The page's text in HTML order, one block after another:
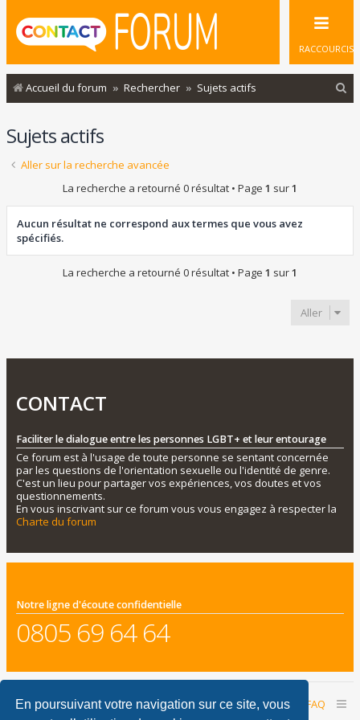
En poursuivant votre navigation sur ce site, vous
RACCOURCIS
Accueil du forum Rechercher Sujets actifs
Sujets actifs
Aller sur la recherche avancée
La recherche a retourné 0 résultat • Page 1 sur1
Aucun résultat ne correspond aux termes que vous avez
spécifiés.
La recherche a retourné 0 résultat • Page 1 sur1
Aller
CONTACT
Faciliter le dialogue entre les personnes LGBT+ et leur entourage
Ce forum est à l'usage de toute personne se sentant concernée
par les questions de l'orientation sexuelle ou l'identité de genre.
C'est un lieu pour partager vos expériences, vos doutes et vos
questionnements.
En vous inscrivant sur ce forum vous vous engagez à respecter la
Charte du forum
Notre ligne d'écoute confidentielle
0805 69 64 64
Accueil du forum FAQ
Nous contacter